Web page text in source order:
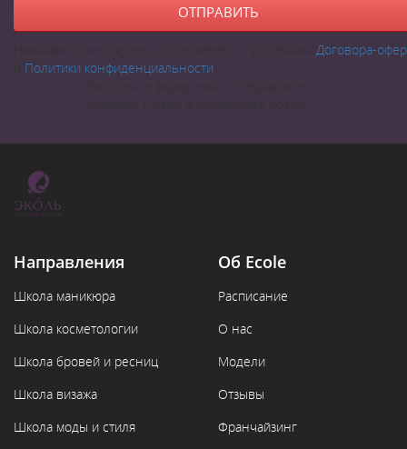
Договора-
Политики конфиденциальности
Направления
Школа маникюра
Школа косметологии
Школа бровей и ресниц
Школа визажа
Школа моды и стиля
Об Ecole
Расписание
О нас
Модели
Отзывы
Франчайзинг